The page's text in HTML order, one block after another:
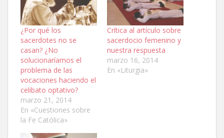
¿Por qué los
sacerdotes no se
casan? ¿No
solucionaríamos el
problema de las
vocaciones haciendo el
celibato optativo?
marzo 21, 2014
En «Cuestiones sobre
la Fe Católica»
Crítica al artículo sobre
sacerdocio femenino y
nuestra respuesta
marzo 16, 2014
En «Liturgia»